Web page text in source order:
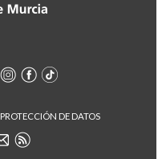
PROTECCIÓN DE DATOS